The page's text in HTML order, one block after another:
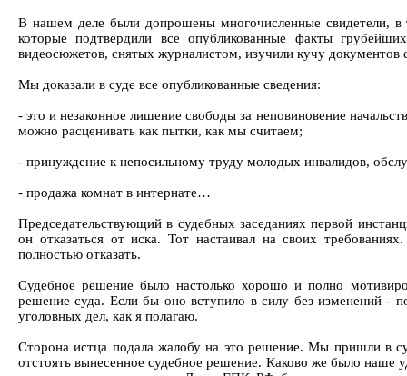
В нашем деле были допрошены многочисленные свидетели, в
которые подтвердили все опубликованные факты
видеосюжетов, снятых журналистом, изучили кучу
Мы доказали в суде все опубликованные сведения:
- это и незаконное лишение свободы за неповиновение
можно расценивать как пытки, как мы считаем;
- принуждение к непосильному труду молодых инвалидов,
- продажа комнат в интернате…
Председательствующий в судебных заседаниях первой
он отказаться от иска. Тот настаивал на своих
полностью отказать.
Судебное решение было настолько хорошо и полно
решение суда. Если бы оно вступило в силу без изменений -
уголовных дел, как я полагаю.
Сторона истца подала жалобу на это решение. Мы пришли в
отстоять вынесенное судебное решение. Каково же было наше